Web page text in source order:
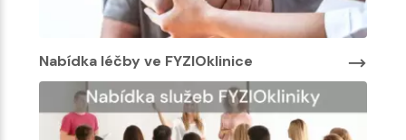
Nabídka léčby ve FYZIOklinice